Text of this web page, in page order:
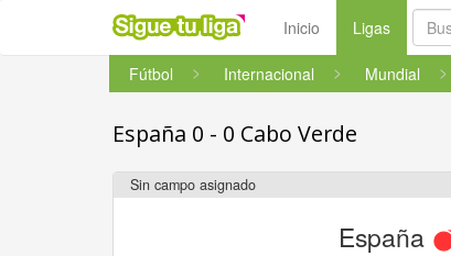
Inicio Ligas(current)
Fútbol Internacional Mundial
España 0 - 0 Cabo Verde
Sin campo asignado
España